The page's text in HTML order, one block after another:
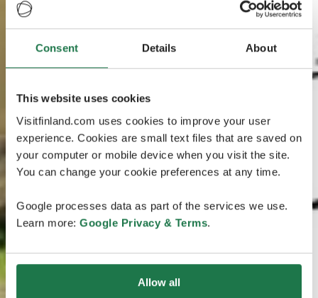
Consent Details About
This website uses cookies
Visitfinland.com uses cookies to improve your user
experience. Cookies are small text files that are saved on
your computer or mobile device when you visit the site.
You can change your cookie preferences at any time.
Google processes data as part of the services we use.
Learn more: Google Privacy & Terms.
Allow all